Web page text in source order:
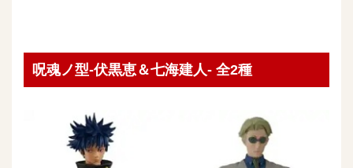
呪魂ノ型-伏黒恵＆七海建人- 全2種